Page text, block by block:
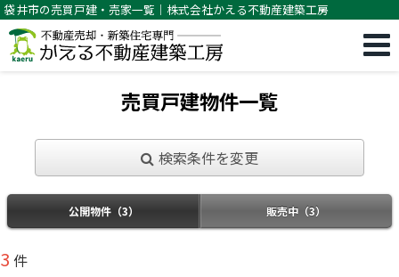
袋井市の売買戸建・売家一覧｜株式会社かえる不動産建築工房
売買戸建物件一覧
検索条件を変更
公開物件（3） 販売中（3）
3 件